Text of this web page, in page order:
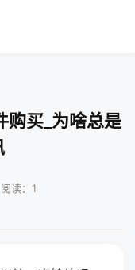
购买_为啥总是
读：1